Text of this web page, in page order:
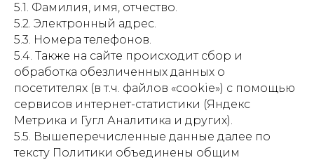
5.1. Фамилия, имя, отчество.
5.2. Электронный адрес.
5.3. Номера телефонов.
5.4. Также на сайте происходит сбор и
обработка обезличенных данных о
посетителях (в т.ч. файлов «cookie») с помощью
сервисов интернет-статистики (Яндекс
Метрика и Гугл Аналитика и других).
5.5. Вышеперечисленные данные далее по
тексту Политики объединены общим